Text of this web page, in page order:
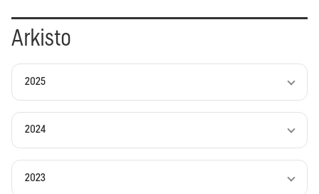
Arkisto
2025
2024
2023